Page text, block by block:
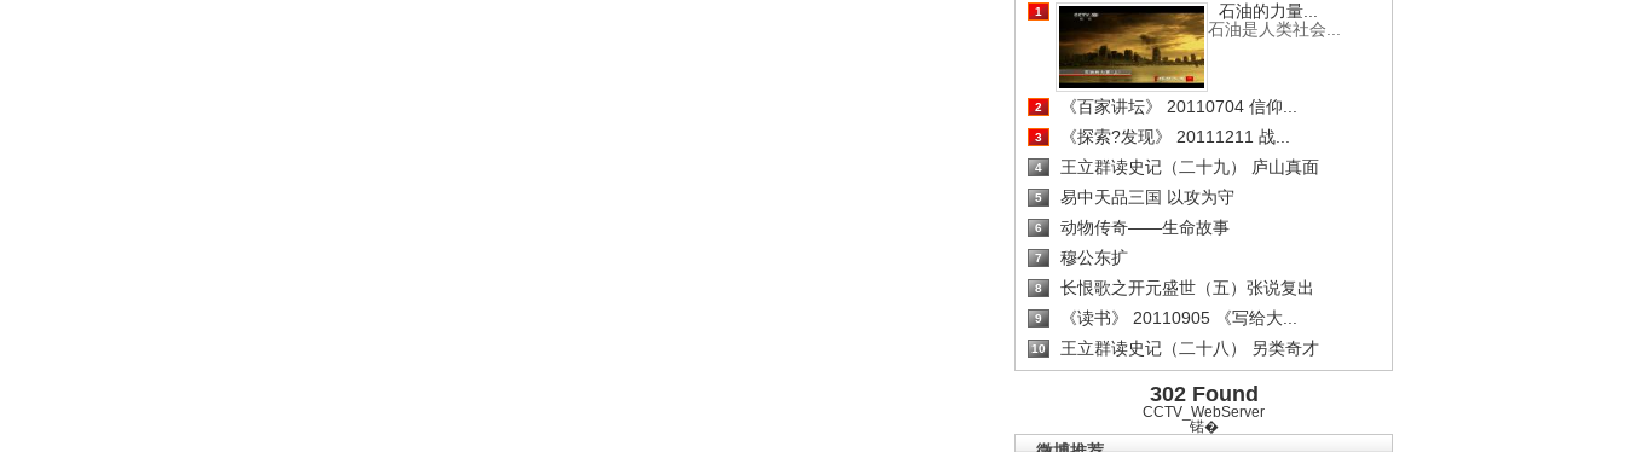
1
石油的力量...
石油是人类社会...
2 《百家讲坛》 20110704 信仰...
3 《探索?发现》 20111211 战...
4 王立群读史记（二十九） 庐山真面
5 易中天品三国 以攻为守
6 动物传奇——生命故事
7 穆公东扩
8 长恨歌之开元盛世（五）张说复出
9 《读书》 20110905 《写给大...
10 王立群读史记（二十八） 另类奇才
302 Found
CCTV_WebServer
锘�